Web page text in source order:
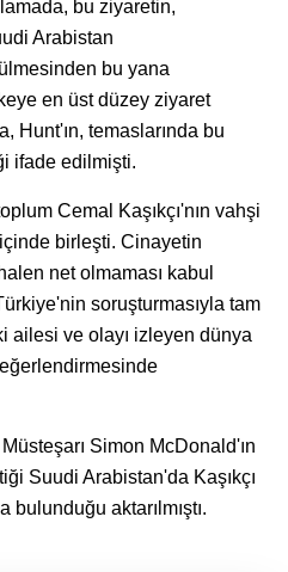
bu ziyaretin,
Arabistan
bu yana
en üst düzey ziyaret
Hunt'ın, temaslarında bu
ifade edilmişti.
Cemal Kaşıkçı'nın vahşi
birleşti. Cinayetin
net olmaması kabul
soruşturmasıyla tam
ailesi ve olayı izleyen dünya
Simon McDonald'ın
Suudi Arabistan'da Kaşıkçı
aktarılmıştı.